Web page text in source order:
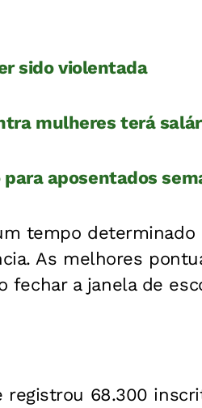
sido violentada
mulheres terá
aposentados
tempo determinado
As melhores
fechar a janela de
registrou 68.300